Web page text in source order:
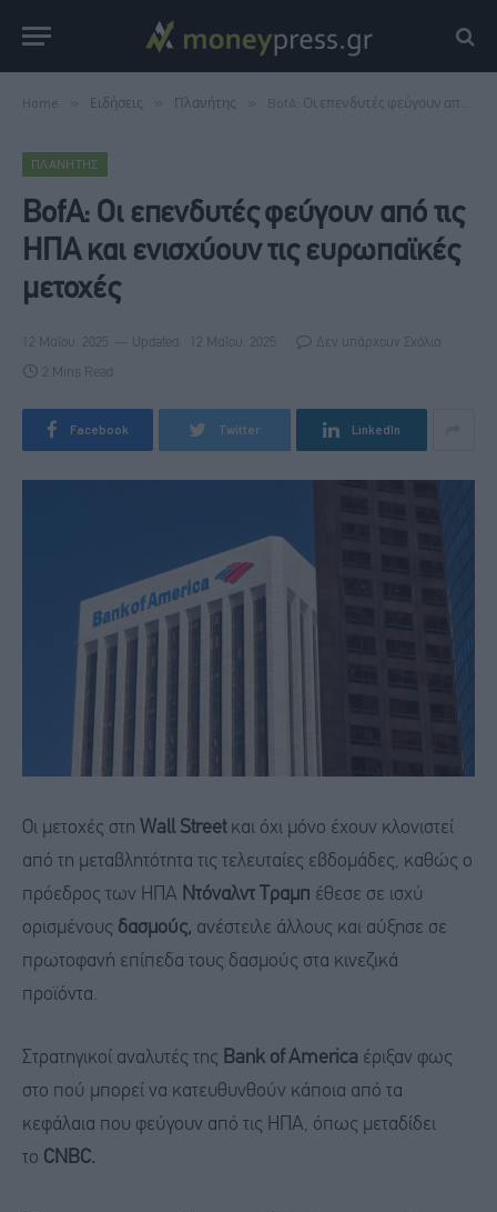
Home Ειδήσεις Πλανήτης BofA: Οι επενδυτές φεύγουν από τις ΗΠΑ και ενισχύουν τις ευρωπαϊκές μετοχές
ΠΛΑΝΉΤΗΣ
BofA: Οι επενδυτές φεύγουν από τις
ΗΠΑ και ενισχύουν τις ευρωπαϊκές
μετοχές
12 Μαΐου, 2025 Updated: 12 Μαΐου, 2025 Δεν υπάρχουν Σχόλια
2 Mins Read
Facebook Twitter LinkedIn
Οι μετοχές στη Wall Streetκαι όχι μόνο έχουν κλονιστεί
από τη μεταβλητότητα τις τελευταίες εβδομάδες, καθώς ο
πρόεδρος των ΗΠΑ Ντόναλντ Τραμπ έθεσε σε ισχύ
ορισμένους δασμούς, ανέστειλε άλλους και αύξησε σε
πρωτοφανή επίπεδα τους δασμούς στα κινεζικά
προϊόντα.
Στρατηγικοί αναλυτές της Bank of America έριξαν φως
στο πού μπορεί να κατευθυνθούν κάποια από τα
κεφάλαια που φεύγουν από τις ΗΠΑ, όπως μεταδίδει
το CNBC.